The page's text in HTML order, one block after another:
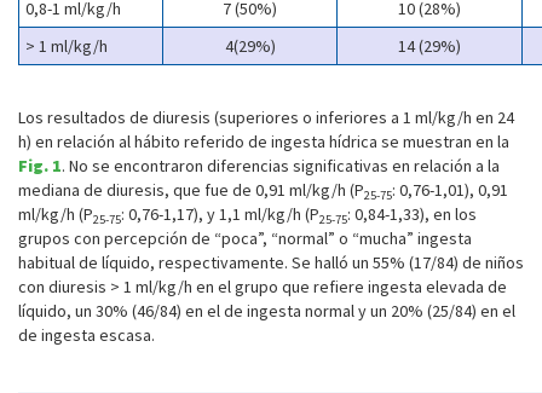
0,8-1 ml/kg/h
7 (50%)
10 (28%)
> 1 ml/kg/h
4(29%) 14 (29%)
Los resultados de diuresis (superiores o inferiores a 1 ml/kg/h en 24
h) en relación al hábito referido de ingesta hídrica se muestran en la
Fig. 1. No se encontraron diferencias significativas en relación a la
mediana de diuresis, que fue de 0,91 ml/kg/h (P25-75: 0,76-1,01), 0,91
ml/kg/h (P25-75: 0,76-1,17), y 1,1 ml/kg/h (P25-75: 0,84-1,33), en los
grupos con percepción de “poca”, “normal” o “mucha” ingesta
habitual de líquido, respectivamente. Se halló un 55% (17/84) de niños
con diuresis > 1 ml/kg/h en el grupo que refiere ingesta elevada de
líquido, un 30% (46/84) en el de ingesta normal y un 20% (25/84) en el
de ingesta escasa.